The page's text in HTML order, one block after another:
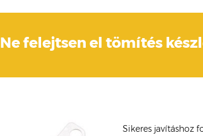
Ne felejtsen el tömítés
Sikeres javításhoz